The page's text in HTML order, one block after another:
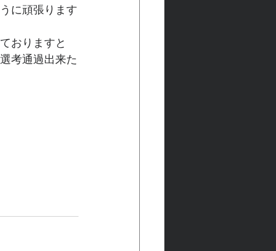
に頑張ります
おりますと
考通過出来た